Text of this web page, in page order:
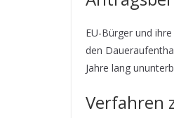
EU-Bürger und
den
Jahre lang
Verfahren